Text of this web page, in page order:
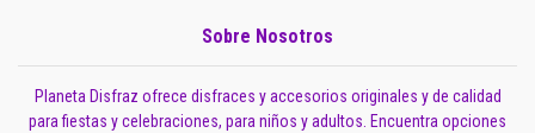
Sobre Nosotros
Planeta Disfraz ofrece disfraces y accesorios originales y de calidad
para fiestas y celebraciones, para niños y adultos. Encuentra opciones